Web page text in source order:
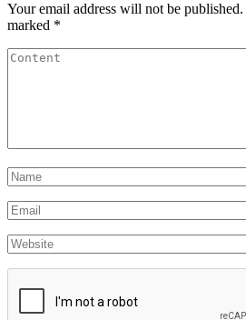
Your email address will not be published.
marked *